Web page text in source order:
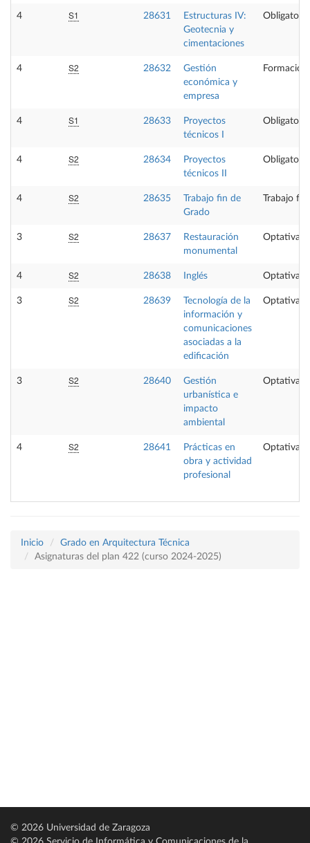
4 S1 28631
Estructuras IV:
Geotecnia y
cimentaciones
Obligatoria
4 S2 28632
Gestión
económica y
empresa
Formación
4 S1 28633
Proyectos
técnicos I
Obligatoria
4 S2 28634
Proyectos
técnicos II
Obligatoria
4 S2 28635
Trabajo fin de
Grado
Trabajo
3 S2 28637
Restauración
monumental
Optativa
4 S2 28638 Inglés Optativa
3 S2 28639
Tecnología de la
información y
comunicaciones
asociadas a la
edificación
Optativa
3 S2 28640
Gestión
urbanística e
impacto
ambiental
Optativa
4 S2 28641
Prácticas en
obra y actividad
profesional
Optativa
Inicio
Grado en Arquitectura Técnica
Asignaturas del plan 422 (curso 2024-2025)
© 2026 Universidad de Zaragoza